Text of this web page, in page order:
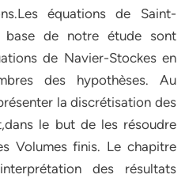
équations de Saint-
base de notre étude sont
de Navier-Stockes en
des hypothèses. Au
la discrétisation des
le but de les résoudre
Volumes finis. Le chapitre
des résultats